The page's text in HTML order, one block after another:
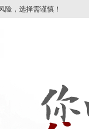
险，选择需谨慎！